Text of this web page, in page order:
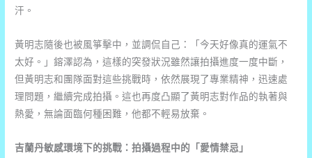
汗。
黃明志隨後也被風箏擊中，並調侃自己：「今天好像真的運氣不
太好。」鎔澤認為，這樣的突發狀況雖然讓拍攝進度一度中斷，
但黃明志和團隊面對這些挑戰時，依然展現了專業精神，迅速處
理問題，繼續完成拍攝。這也再度凸顯了黃明志對作品的執著與
熱愛，無論面臨何種困難，他都不輕易放棄。
吉蘭丹敏感環境下的挑戰：拍攝過程中的「愛情禁忌」